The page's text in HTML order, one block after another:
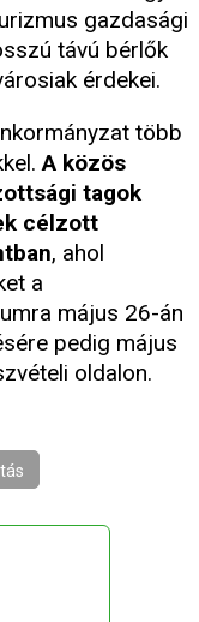
gazdasági
távú bérlők
érdekei.
több
A közös
tagok
célzott
, ahol
a
május 26-án
pedig május
oldalon.